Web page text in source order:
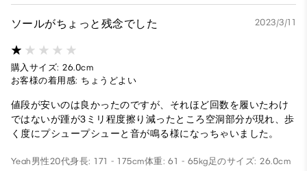
ソールがちょっと残念でした 2023/3/11
購入サイズ: 26.0cm
お客様の着用感: ちょうどよい
値段が安いのは良かったのですが、それほど回数を履いたわけ
ではないが踵が3ミリ程度擦り減ったところ空洞部分が現れ、歩
く度にプシュープシューと音が鳴る様になっちゃいました。
Yeah 男性20代身長: 171 - 175cm体重: 61 - 65kg足のサイズ: 26.0cm